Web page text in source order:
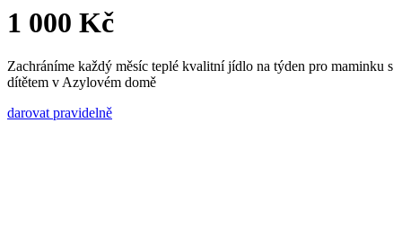
1 000 Kč
Zachráníme každý měsíc teplé kvalitní jídlo na týden pro maminku s
dítětem v Azylovém domě
darovat pravidelně